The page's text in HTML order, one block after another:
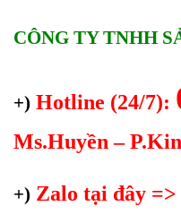
CÔNG TY TNHH
+) Hotline (24/7):
Ms.Huyền –
+) Zalo tại đây =>